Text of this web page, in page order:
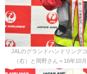
JALのグランドハンドリング
（右）と岡野さん＝16年10